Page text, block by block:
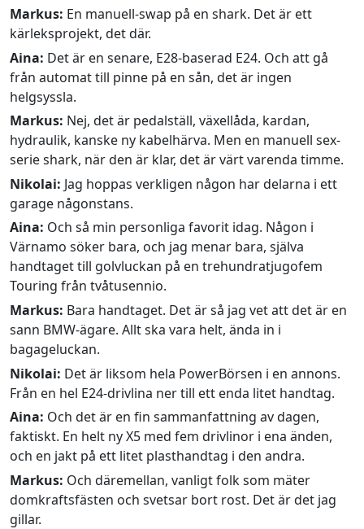
Markus: En manuell-swap på en shark. Det är ett
kärleksprojekt, det där.
Aina: Det är en senare, E28-baserad E24. Och att gå
från automat till pinne på en sån, det är ingen
helgsyssla.
Markus: Nej, det är pedalställ, växellåda, kardan,
hydraulik, kanske ny kabelhärva. Men en manuell sex-
serie shark, när den är klar, det är värt varenda timme.
Nikolai: Jag hoppas verkligen någon har delarna i ett
garage någonstans.
Aina: Och så min personliga favorit idag. Någon i
Värnamo söker bara, och jag menar bara, själva
handtaget till golvluckan på en trehundratjugofem
Touring från tvåtusennio.
Markus: Bara handtaget. Det är så jag vet att det är en
sann BMW-ägare. Allt ska vara helt, ända in i
bagageluckan.
Nikolai: Det är liksom hela PowerBörsen i en annons.
Från en hel E24-drivlina ner till ett enda litet handtag.
Aina: Och det är en fin sammanfattning av dagen,
faktiskt. En helt ny X5 med fem drivlinor i ena änden,
och en jakt på ett litet plasthandtag i den andra.
Markus: Och däremellan, vanligt folk som mäter
domkraftsfästen och svetsar bort rost. Det är det jag
gillar.